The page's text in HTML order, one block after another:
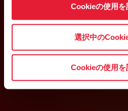
Cookieの使用を
選択中の
Cookieの使用を